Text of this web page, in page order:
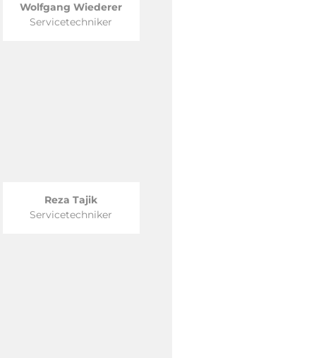
Wolfgang Wiederer
Servicetechniker
Reza Tajik
Servicetechniker